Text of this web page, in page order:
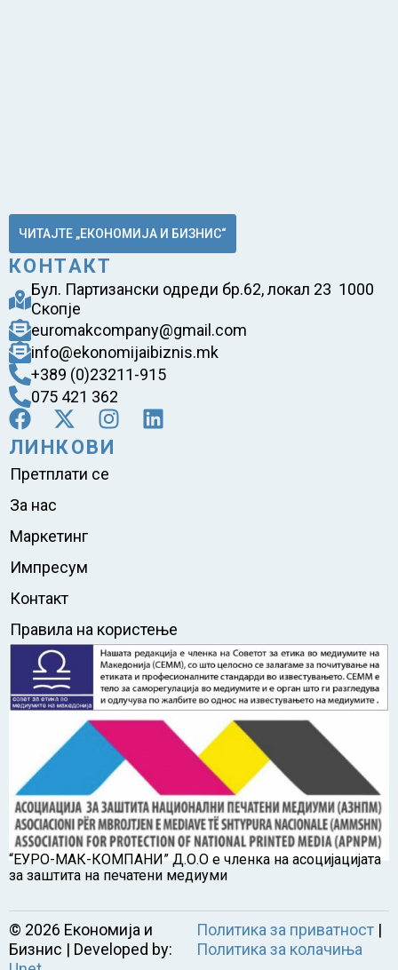
ЧИТАЈТЕ „ЕКОНОМИЈА И БИЗНИС“
КОНТАКТ
Бул. Партизански одреди бр.62, локал 23 1000
Скопје
euromakcompany@gmail.com
info@ekonomijaibiznis.mk
+389 (0)23211-915
075 421 362
ЛИНКОВИ
Претплати се
За нас
Маркетинг
Импресум
Контакт
Правила на користење
“ЕУРО-МАК-КОМПАНИ” Д.О.О е членка на асоцијацијата
за заштита на печатени медиуми
© 2026 Економија и
Бизнис | Developed by:
Политика за приватност|
Политика за колачиња